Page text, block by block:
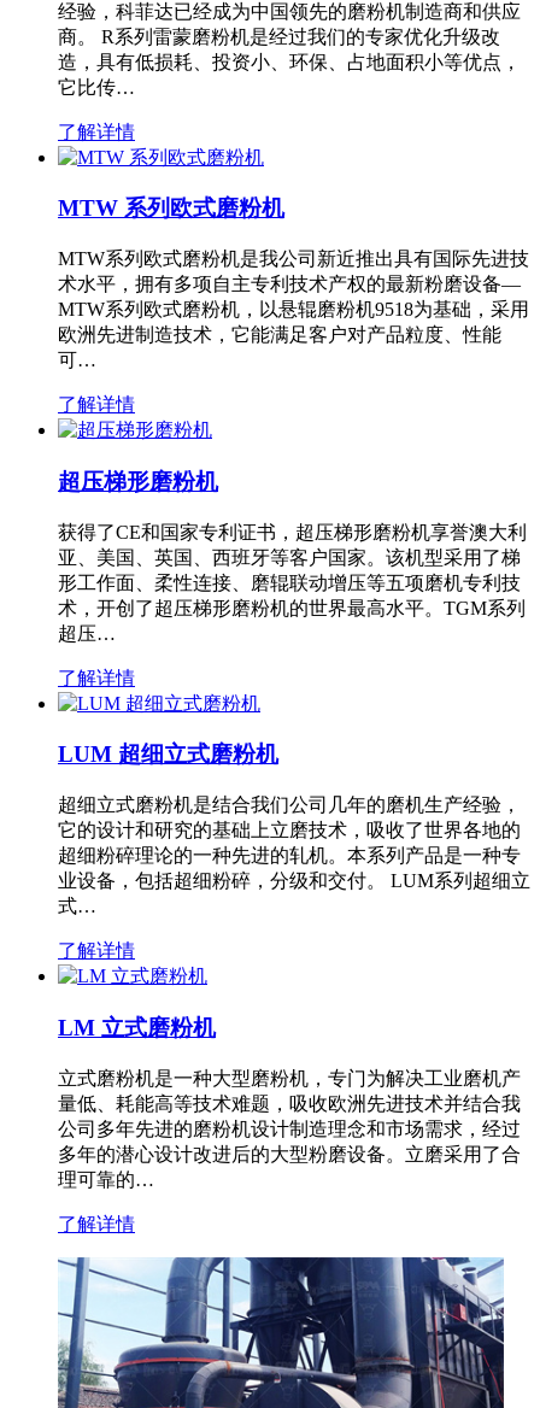
经验，科菲达已经成为中国领先的磨粉机制造商和供应
商。 R系列雷蒙磨粉机是经过我们的专家优化升级改
造，具有低损耗、投资小、环保、占地面积小等优点，
它比传…
了解详情
MTW 系列欧式磨粉机
MTW系列欧式磨粉机是我公司新近推出具有国际先进技
术水平，拥有多项自主专利技术产权的最新粉磨设备—
MTW系列欧式磨粉机，以悬辊磨粉机9518为基础，采用
欧洲先进制造技术，它能满足客户对产品粒度、性能
可…
了解详情
超压梯形磨粉机
获得了CE和国家专利证书，超压梯形磨粉机享誉澳大利
亚、美国、英国、西班牙等客户国家。该机型采用了梯
形工作面、柔性连接、磨辊联动增压等五项磨机专利技
术，开创了超压梯形磨粉机的世界最高水平。TGM系列
超压…
了解详情
LUM 超细立式磨粉机
超细立式磨粉机是结合我们公司几年的磨机生产经验，
它的设计和研究的基础上立磨技术，吸收了世界各地的
超细粉碎理论的一种先进的轧机。本系列产品是一种专
业设备，包括超细粉碎，分级和交付。 LUM系列超细立
式…
了解详情
LM 立式磨粉机
立式磨粉机是一种大型磨粉机，专门为解决工业磨机产
量低、耗能高等技术难题，吸收欧洲先进技术并结合我
公司多年先进的磨粉机设计制造理念和市场需求，经过
多年的潜心设计改进后的大型粉磨设备。立磨采用了合
理可靠的…
了解详情